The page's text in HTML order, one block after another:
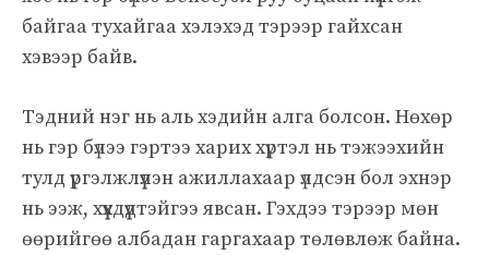
байгаа тухайгаа хэлэхэд тэрээр гайхсан
хэвээр байв.
Тэдний нэг нь аль хэдийн алга болсон. Нөхөр
нь гэр бүлээ гэртээ харих хүртэл нь тэжээхийн
тулд үргэлжлүүлэн ажиллахаар үлдсэн бол эхнэр
нь ээж, хүүхдүүдтэйгээ явсан. Гэхдээ тэрээр мөн
өөрийгөө албадан гаргахаар төлөвлөж байна.